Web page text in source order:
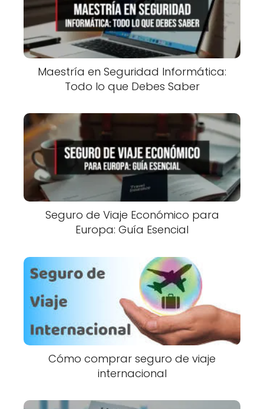
Maestría en Seguridad Informática:
Todo lo que Debes Saber
Seguro de Viaje Económico para
Europa: Guía Esencial
Cómo comprar seguro de viaje
internacional